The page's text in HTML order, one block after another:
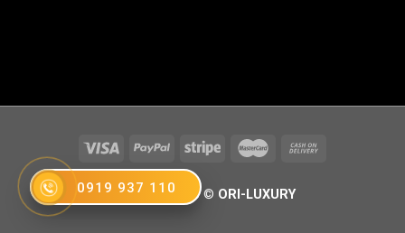
0919 937 110
Copyright 2026 © ORI-LUXURY